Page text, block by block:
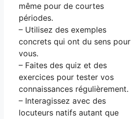
même pour de courtes
périodes.
– Utilisez des exemples
concrets qui ont du sens pour
vous.
– Faites des quiz et des
exercices pour tester vos
connaissances régulièrement.
– Interagissez avec des
locuteurs natifs autant que